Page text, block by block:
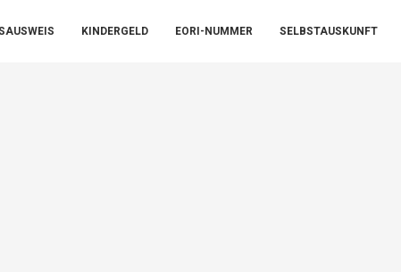
KINDERGELD EORI-NUMMER SELBSTAUSKUNFT